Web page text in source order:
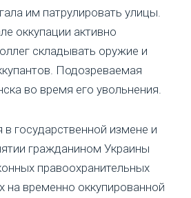
им патрулировать улицы.
оккупации активно
складывать оружие и
Подозреваемая
во время его увольнения.
в государственной измене и
гражданином Украины
правоохранительных
на временно оккупированной